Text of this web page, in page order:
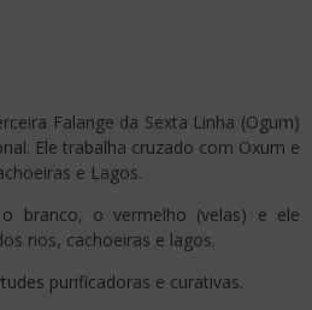
Falange da Sexta Linha (Ogum)
Ele trabalha cruzado com Oxum e
e Lagos.
branco, o vermelho (velas) e ele
rios, cachoeiras e lagos.
purificadoras e curativas.